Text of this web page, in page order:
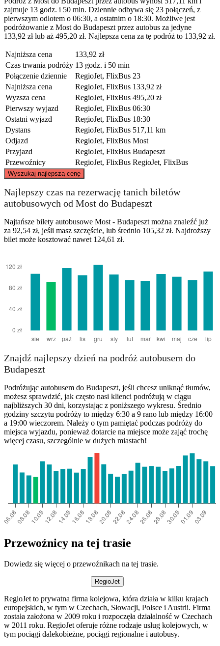
zajmuje 13 godz. i 50 min. Dziennie odbywa się 23 połączeń, z
pierwszym odlotem o 06:30, a ostatnim o 18:30. Możliwe jest
podróżowanie z Most do Budapeszt przez autobus za jedyne
133,92 zł lub aż 495,20 zł. Najlepsza cena za tę podróż to 133,92 zł.
Najniższa cena
133,92 zł
Czas trwania podróży 13 godz. i 50 min
Połączenie dziennie
RegioJet, FlixBus 23
Najniższa cena
RegioJet, FlixBus 133,92 zł
Wyzsza cena
RegioJet, FlixBus 495,20 zł
Pierwszy wyjazd
RegioJet, FlixBus 06:30
Ostatni wyjazd
RegioJet, FlixBus 18:30
Dystans
RegioJet, FlixBus 517,11 km
Odjazd
RegioJet, FlixBus Most
Przyjazd
RegioJet, FlixBus Budapeszt
Przewoźnicy
RegioJet, FlixBus RegioJet, FlixBus
Wyszukaj najlepszą cenę
©CARTO, ©OpenStreetMapcontributors
Najlepszy czas na rezerwację tanich biletów
autobusowych od Most do Budapeszt
Najtańsze bilety autobusowe Most - Budapeszt można znaleźć już
za 92,54 zł, jeśli masz szczęście, lub średnio 105,32 zł. Najdroższy
bilet może kosztować nawet 124,61 zł.
Znajdź najlepszy dzień na podróż autobusem do
Budapeszt
Podróżując autobusem do Budapeszt, jeśli chcesz uniknąć tłumów,
możesz sprawdzić, jak często nasi klienci podróżują w ciągu
najbliższych 30 dni, korzystając z poniższego wykresu. Średnio
godziny szczytu podróży to między 6:30 a 9 rano lub między 16:00
a 19:00 wieczorem. Należy o tym pamiętać podczas podróży do
miejsca wyjazdu, ponieważ dotarcie na miejsce może zająć trochę
więcej czasu, szczególnie w dużych miastach!
Przewoźnicy na tej trasie
Dowiedz się więcej o przewoźnikach na tej trasie.
RegioJet
RegioJet to prywatna firma kolejowa, która działa w kilku krajach
europejskich, w tym w Czechach, Słowacji, Polsce i Austrii. Firma
została założona w 2009 roku i rozpoczęła działalność w Czechach
w 2011 roku. RegioJet oferuje różne rodzaje usług kolejowych, w
tym pociągi dalekobieżne, pociągi regionalne i autobusy.